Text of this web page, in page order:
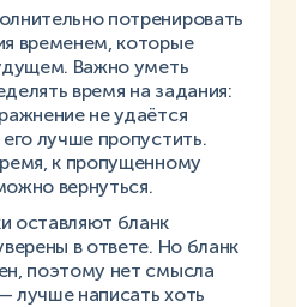
потренировать
временем, которые
Важно уметь
время на задания:
не удаётся
лучше пропустить.
к пропущенному
вернуться.
оставляют бланк
в ответе. Но бланк
поэтому нет смысла
лучше написать хоть